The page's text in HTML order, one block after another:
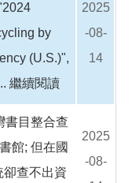
by
(U.S.)",
繼續閱讀
2025
-08-
14
書目整合查
館; 但在國
查不出資
2025
-08-